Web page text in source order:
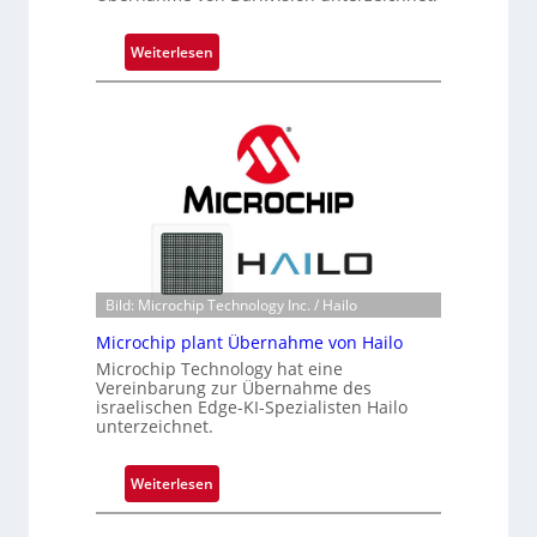
t
s
n
S
e
r
e
a
c
t
s
S
r
e
Weiterlesen
B
s
o
n
e
b
e
r
m
Bild: Microchip Technology Inc. / Hailo
Microchip plant Übernahme von Hailo
Microchip Technology hat eine
Vereinbarung zur Übernahme des
israelischen Edge-KI-Spezialisten Hailo
unterzeichnet.
Weiterlesen
M